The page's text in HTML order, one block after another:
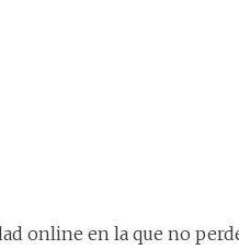
online en la que no